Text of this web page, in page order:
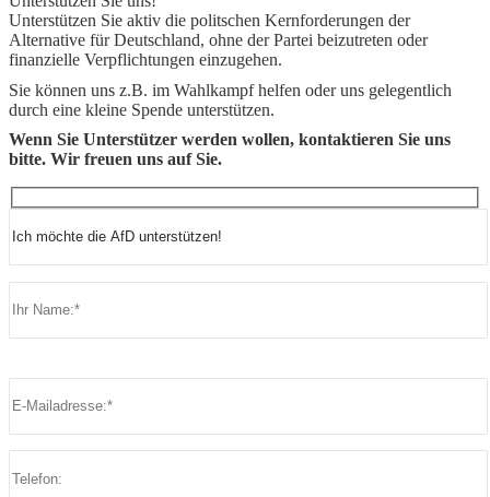
Unterstützen Sie aktiv die politschen Kernforderungen der
Alternative für Deutschland, ohne der Partei beizutreten oder
finanzielle Verpflichtungen einzugehen.
Sie können uns z.B. im Wahlkampf helfen oder uns gelegentlich
durch eine kleine Spende unterstützen.
Wenn Sie Unterstützer werden wollen, kontaktieren Sie uns
bitte. Wir freuen uns auf Sie.
Bitte lasse dieses Feld leer.